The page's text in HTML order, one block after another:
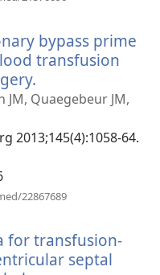
вікні)
bypass prime
transfusion
у
вікні)
JM, Quaegebeur JM,
2013;145(4):1058-64.
22867689
вікні)
for transfusion-
septal